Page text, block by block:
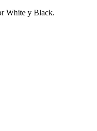
White y Black.